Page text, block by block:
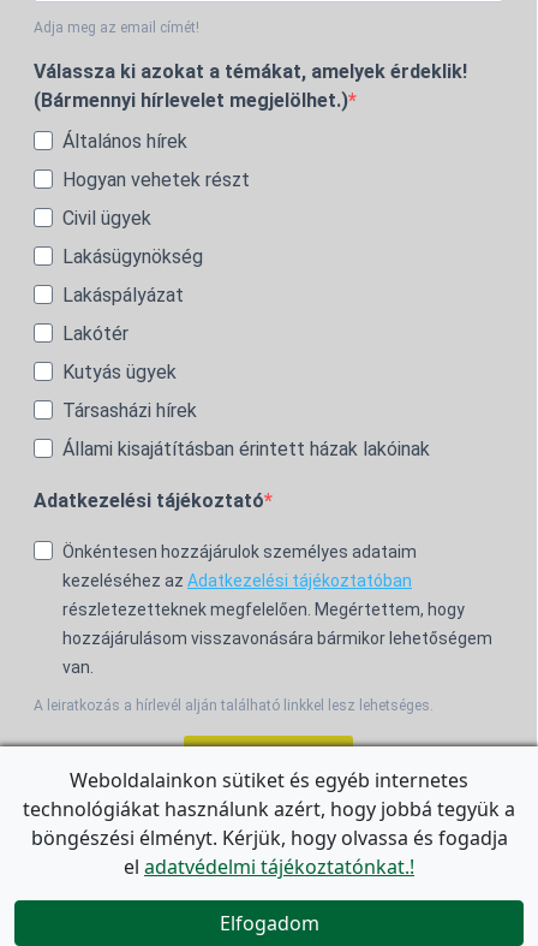
Adja meg az email címét!
Válassza ki azokat a témákat, amelyek érdeklik!
(Bármennyi hírlevelet megjelölhet.)
Általános hírek
Hogyan vehetek részt
Civil ügyek
Lakásügynökség
Lakáspályázat
Lakótér
Kutyás ügyek
Társasházi hírek
Állami kisajátításban érintett házak lakóinak
Adatkezelési tájékoztató
Önkéntesen hozzájárulok személyes adataim
kezeléséhez az Adatkezelési tájékoztatóban
részletezetteknek megfelelően. Megértettem, hogy
hozzájárulásom visszavonására bármikor lehetőségem
van.
A leiratkozás a hírlevél alján található linkkel lesz lehetséges.
For the English Newsletter, clickHERE.

Weboldalainkon sütiket és egyéb internetes
technológiákat használunk azért, hogy jobbá tegyük a
böngészési élményt. Kérjük, hogy olvassa és fogadja
el adatvédelmi tájékoztatónkat.!
Elfogadom